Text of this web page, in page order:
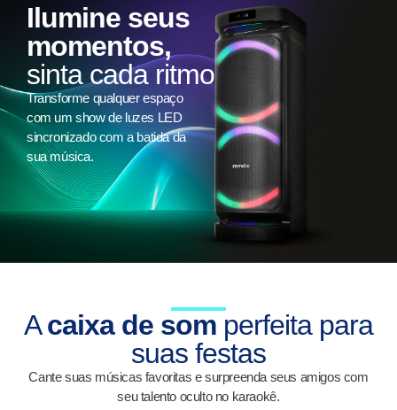
Ilumine seus
momentos,
sinta cada ritmo
Transforme qualquer espaço
com um show de luzes LED
sincronizado com a batida da
sua música.
Acaixa de som perfeita para
suas festas
Cante suas músicas favoritas e surpreenda seus amigos com
seu talento oculto no karaokê.